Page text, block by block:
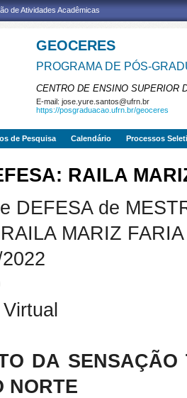
de Atividades Acadêmicas
GEOCERES
PROGRAMA DE PÓS-
CENTRO DE ENSINO SUPERIOR
E-mail: jose.yure.santos@ufrn.br
https://posgraduacao.ufrn.br/geoceres
de Pesquisa Calendário Processos
RAILA
DEFESA de
MARIZ FARIA
DA
NORTE